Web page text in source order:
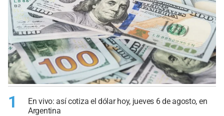
1
En vivo: así cotiza el dólar hoy, jueves 6 de agosto, en
Argentina